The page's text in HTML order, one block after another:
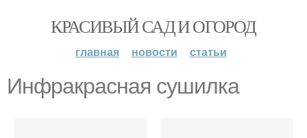
КРАСИВЫЙ САД И ОГОРОД
главная новости статьи
Инфракрасная сушилка